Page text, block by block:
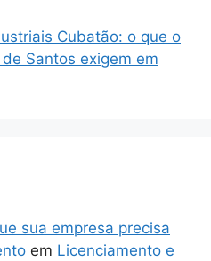
Cubatão: o que o
Santos exigem em
sua empresa precisa
em Licenciamento e